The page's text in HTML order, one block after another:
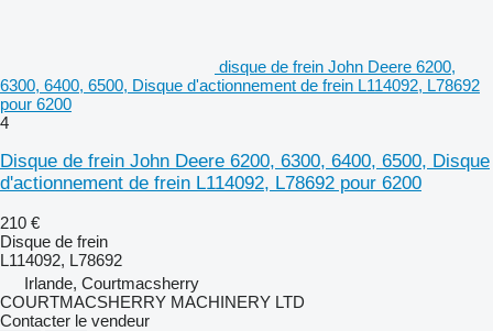
disque de frein John Deere 6200,
6300, 6400, 6500, Disque d'actionnement de frein L114092, L78692
pour 6200
4
Disque de frein John Deere 6200, 6300, 6400, 6500, Disque
d'actionnement de frein L114092, L78692 pour 6200
210 €
Disque de frein
L114092, L78692
Irlande, Courtmacsherry
COURTMACSHERRY MACHINERY LTD
Contacter le vendeur